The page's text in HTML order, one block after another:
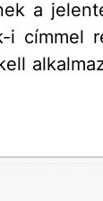
a
i címmel